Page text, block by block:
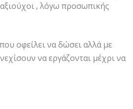
, λόγω προσωπικής
οφείλει να δώσει αλλά με
να εργάζονται μέχρι να